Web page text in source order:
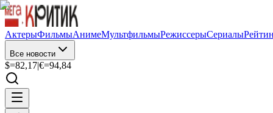
АктерыФильмыАнимеМультфильмыРежиссерыСериалы
Все новости
$=82,17|€=94,84